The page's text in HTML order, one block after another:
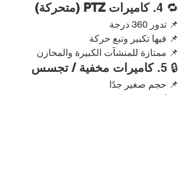
🔁 4. كاميرات PTZ (متحركة)
📌 تدور 360 درجة
📌 فيها تكبير وتبع حركة
📌 ممتازة للمنشآت الكبيرة والمخازن
🔒 5. كاميرات مخفية / تجسس
📌 حجم صغير جدًا
📌 تُستخدم فقط في الحالات القانونية